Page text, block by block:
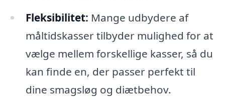
Fleksibilitet: Mange udbydere af
måltidskasser tilbyder mulighed for at
vælge mellem forskellige kasser, så du
kan finde en, der passer perfekt til
dine smagsløg og diætbehov.